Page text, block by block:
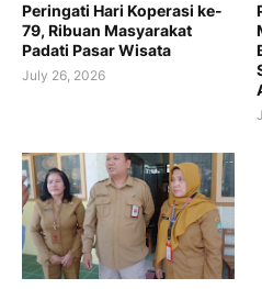
Peringati Hari Koperasi ke-
79, Ribuan Masyarakat
Padati Pasar Wisata
July 26, 2026